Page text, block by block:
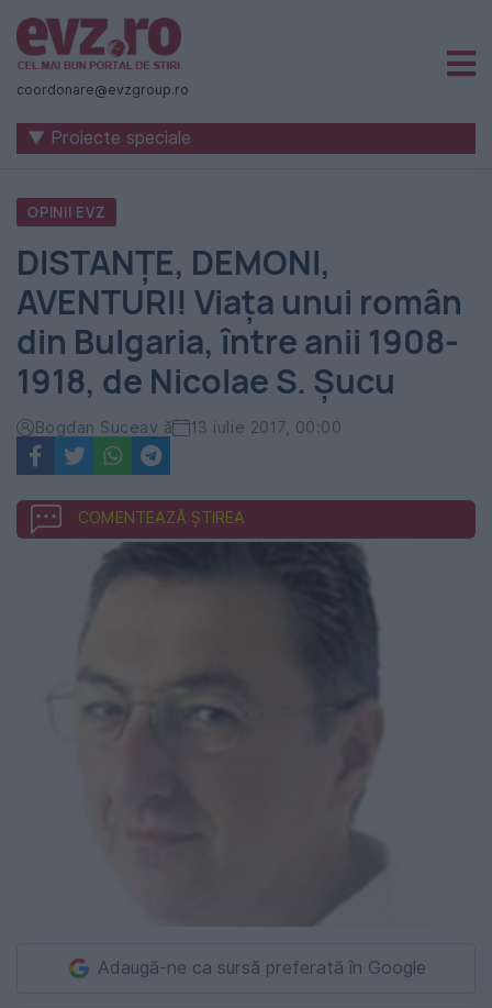
Știri
naționale
internaționale
România
-
Evenimentul
Zilei
coordonare@evzgroup.ro
▼ Proiecte speciale
OPINII EVZ
DISTANȚE, DEMONI,
AVENTURI! Viața unui român
din Bulgaria, între anii 1908-
1918, de Nicolae S. Șucu
Bogdan Suceav ă 13 iulie 2017, 00:00
COMENTEAZĂ ȘTIREA
Adaugă-ne ca sursă preferată în Google